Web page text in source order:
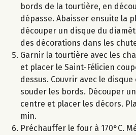
bords de la tourtière, en
dépasse. Abaisser ensuite la
découper un disque du
des décorations dans les
Garnir la tourtière avec les
et placer le Saint-Félicien
dessus. Couvrir avec le
souder les bords. Découper
centre et placer les décors.
min.
Préchauffer le four à 170°C.